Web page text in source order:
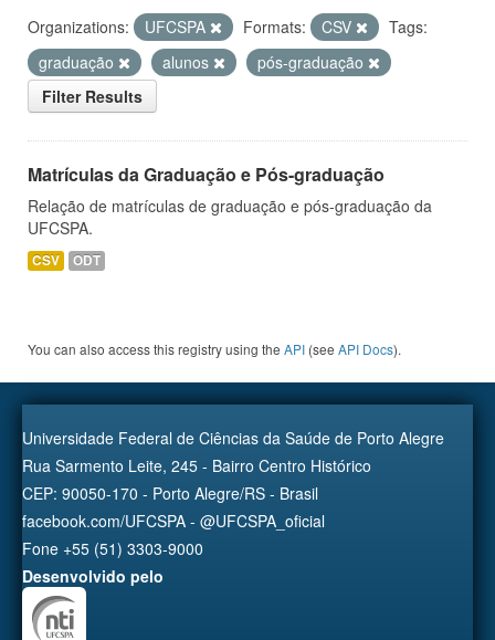
Organizations: UFCSPA Formats: CSV
Tags:
graduação
alunos
pós-graduação
Filter Results
Matrículas da Graduação e Pós-graduação
Relação de matrículas de graduação e pós-graduação da
UFCSPA.
CSV ODT
You can also access this registry using the API (see API Docs).
Universidade Federal de Ciências da Saúde de Porto Alegre
Rua Sarmento Leite, 245 - Bairro Centro Histórico
CEP: 90050-170 - Porto Alegre/RS - Brasil
facebook.com/UFCSPA - @UFCSPA_oficial
Fone +55 (51) 3303-9000
Desenvolvido pelo